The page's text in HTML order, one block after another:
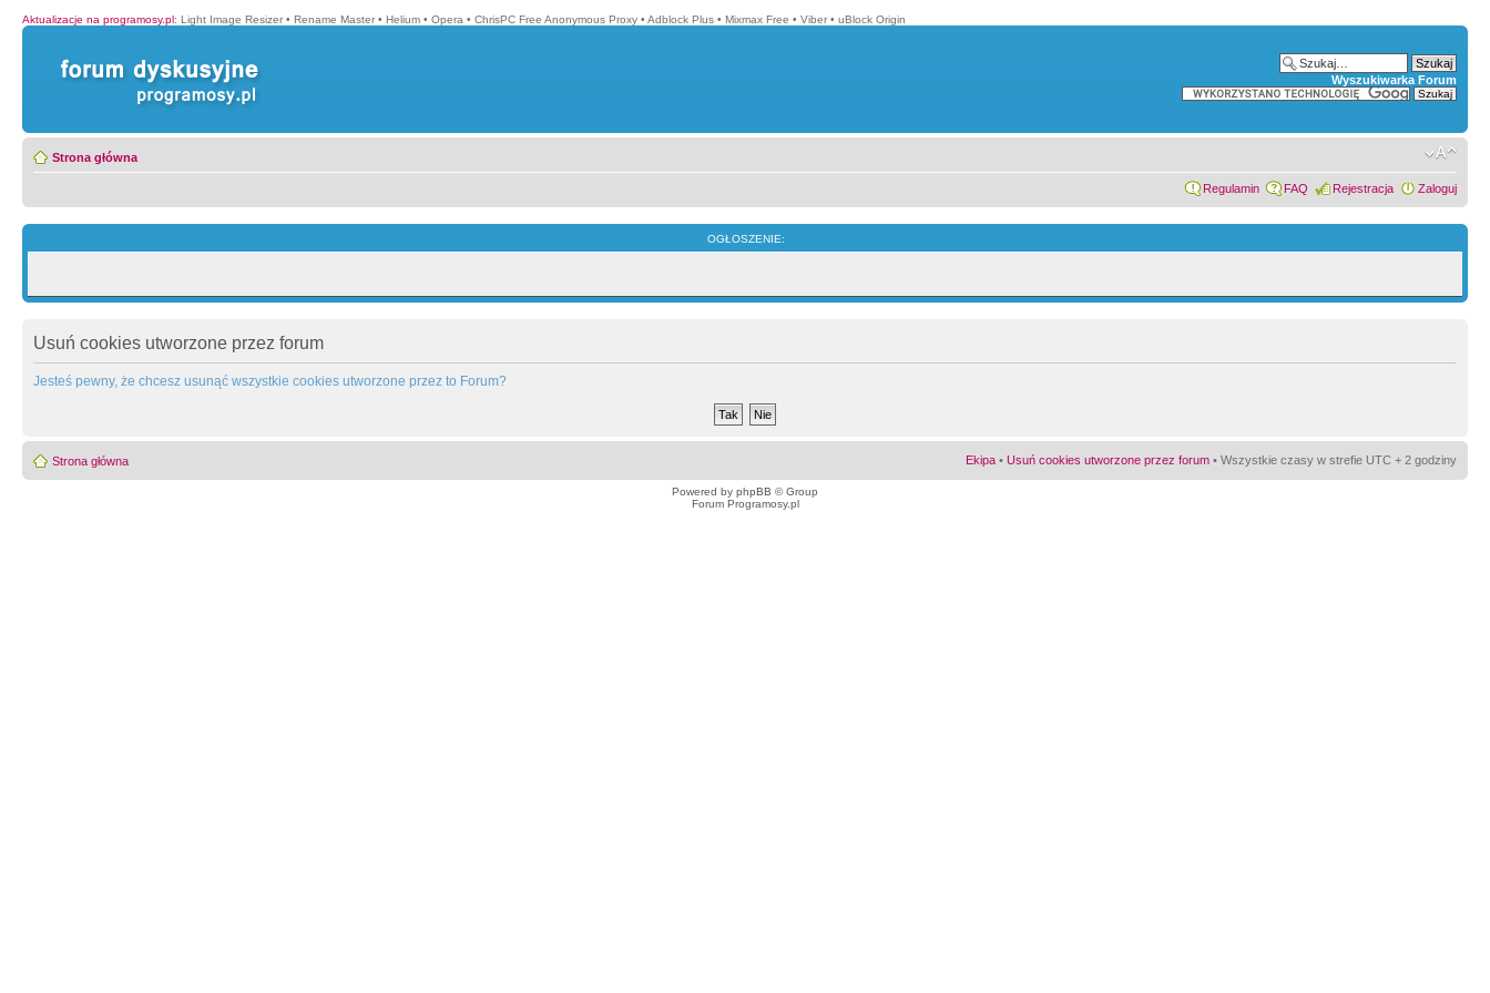
Aktualizacje na programosy.pl: Light Image Resizer • Rename Master • Helium • Opera • ChrisPC Free Anonymous Proxy • Adblock Plus • Mixmax Free • Viber • uBlock Origin
Wyszukiwarka Forum
Strona główna
Regulamin FAQ Rejestracja Zaloguj
OGŁOSZENIE:
Usuń cookies utworzone przez forum
Jesteś pewny, że chcesz usunąć wszystkie cookies utworzone przez to Forum?
Strona główna Ekipa • Usuń cookies utworzone przez forum • Wszystkie czasy w strefie UTC + 2 godziny
Powered by phpBB © Group
Forum Programosy.pl